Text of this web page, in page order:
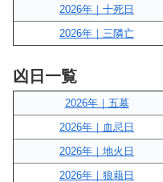
2026年｜十死日
2026年｜三隣亡
凶日一覧
2026年｜五墓
2026年｜血忌日
2026年｜地火日
2026年｜狼藉日